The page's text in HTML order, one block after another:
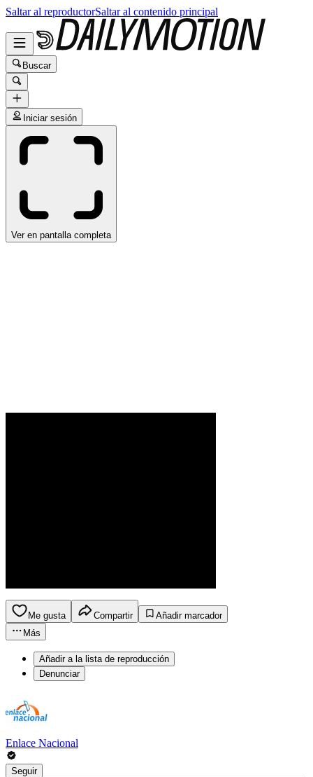
Saltar al reproductorSaltar al contenido principal
Buscar
Iniciar sesión
Ver en pantalla completa
Me gusta Compartir
Añadir marcador
Más
Añadir a la lista de reproducción
Denunciar
Enlace Nacional
Seguir